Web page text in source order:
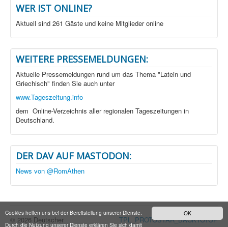
OK
Cookies helfen uns bei der Bereitstellung unserer Dienste.
Durch die Nutzung unserer Dienste erklären Sie sich damit
WER IST ONLINE?
Aktuell sind 261 Gäste und keine Mitglieder online
WEITERE PRESSEMELDUNGEN:
Aktuelle Pressemeldungen rund um das Thema "Latein und
Griechisch" finden Sie auch unter
www.Tageszeitung.info
dem Online-Verzeichnis aller regionalen Tageszeitungen in
Deutschland.
DER DAV AUF MASTODON:
News von @RomAthen
TPL_PROTOSTAR_BACKTOTOP
© 2026 Deutscher